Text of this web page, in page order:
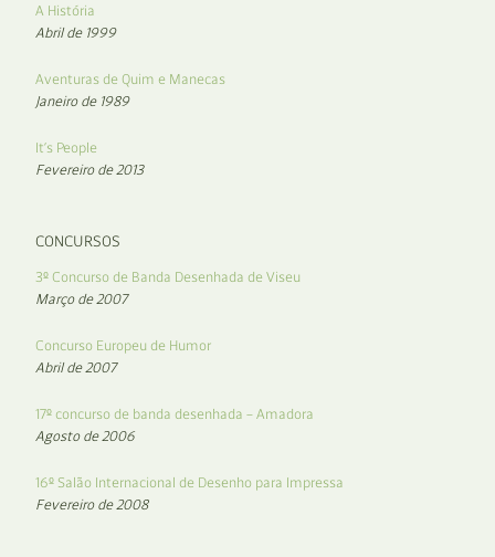
A História
Abril de 1999
Aventuras de Quim e Manecas
Janeiro de 1989
It’s People
Fevereiro de 2013
CONCURSOS
3º Concurso de Banda Desenhada de Viseu
Março de 2007
Concurso Europeu de Humor
Abril de 2007
17º concurso de banda desenhada – Amadora
Agosto de 2006
16º Salão Internacional de Desenho para Impressa
Fevereiro de 2008